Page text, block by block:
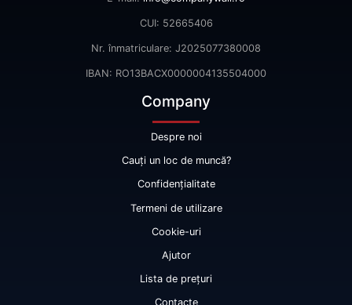
CUI: 52665406
Nr. înmatriculare: J2025077380008
IBAN: RO13BACX0000004135504000
Company
Despre noi
Cauți un loc de muncă?
Confidențialitate
Termeni de utilizare
Cookie-uri
Ajutor
Lista de prețuri
Contacte